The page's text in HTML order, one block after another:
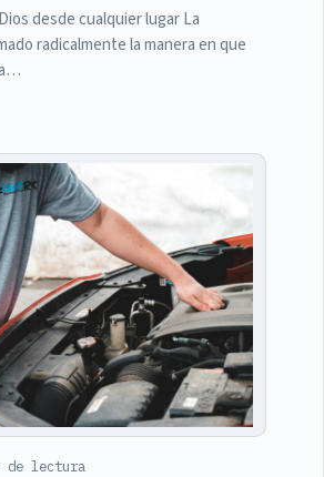
desde cualquier lugar La
radicalmente la manera en que
de lectura